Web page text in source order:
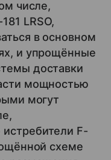
числе,
LRSO,
в основном
и упрощённые
доставки
мощностью
могут
F-
схеме